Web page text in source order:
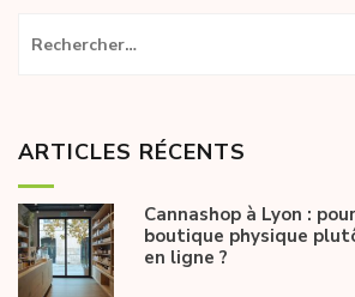
Rechercher :
ARTICLES RÉCENTS
Cannashop à Lyon :
boutique physique
en ligne ?